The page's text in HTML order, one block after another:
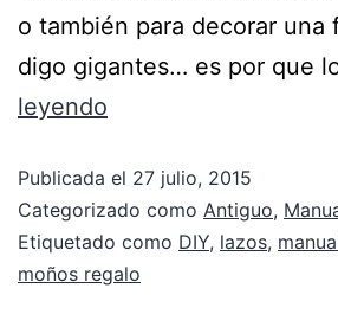
o también para decorar una
digo gigantes… es por que
leyendo
Publicada el 27 julio, 2015
Categorizado como Antiguo,
Etiquetado como DIY, lazos,
moños regalo